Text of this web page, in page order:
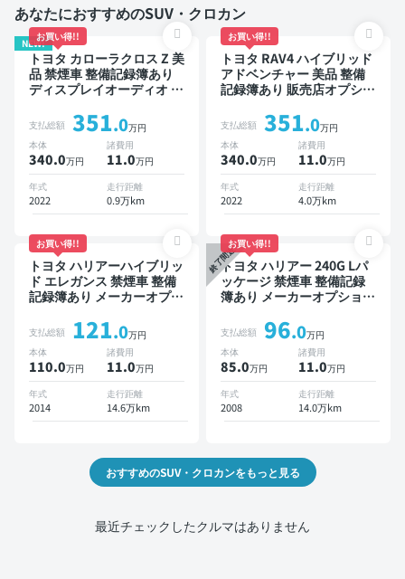
あなたにおすすめのSUV・クロカン
NEW!
お買い得!!
トヨタ カローラクロス Z 美
品 禁煙車 整備記録簿あり
ディスプレイオーディオ ※
スポットモニター オートク
ルーズ スマートキー ETC
電動バックドア バックモニ
ター 全方位カメラ ドライ
ブレコーダー 衝突軽減
支払総額 351.0万円
本体
340.0万円
諸費用
11.0万円
年式
2022
走行距離
0.9万km
お買い得!!
トヨタ RAV4 ハイブリッド
アドベンチャー 美品 整備
記録簿あり 販売店オプショ
ットモニター デジタルイン
ナーミラー オートクルーズ
スマートキー ETC バック
モニター ドライブレコーダ
ー 衝突軽減
支払総額 351.0万円
本体
340.0万円
諸費用
11.0万円
年式
2022
走行距離
4.0万km
お買い得!!
トヨタ ハリアーハイブリッ
ド エレガンス 禁煙車 整備
記録簿あり メーカーオプシ
ETC バックモニター ドラ
イブレコーダー
支払総額 121.0万円
本体
110.0万円
諸費用
11.0万円
年式
2014
走行距離
14.6万km
終了間近
お買い得!!
トヨタ ハリアー 240G Lパ
ッケージ 禁煙車 整備記録
簿あり メーカーオプション
ETC サンルーフ バックモ
ニター ドライブレコーダー
支払総額 96.0万円
本体
85.0万円
諸費用
11.0万円
年式
2008
走行距離
14.0万km
おすすめのSUV・クロカンをもっと見る
最近チェックしたクルマはありません